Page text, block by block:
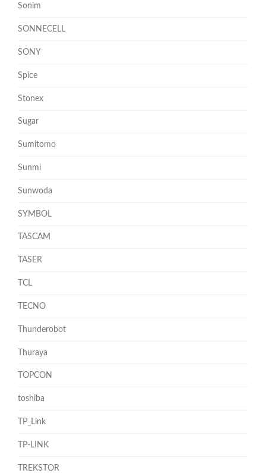
Sonim
SONNECELL
SONY
Spice
Stonex
Sugar
Sumitomo
Sunmi
Sunwoda
SYMBOL
TASCAM
TASER
TCL
TECNO
Thunderobot
Thuraya
TOPCON
toshiba
TP_Link
TP-LINK
TREKSTOR